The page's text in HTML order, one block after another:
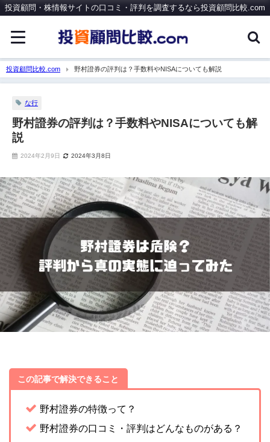
投資顧問・株情報サイトの口コミ・評判を調査するなら投資顧問比較.com
投資顧問比較.com 野村證券の評判は？手数料やNISAについても解説
な行
野村證券の評判は？手数料やNISAについても解
説
2024年2月9日 2024年3月8日
この記事で解決できること
野村證券の特徴って？
野村證券の口コミ・評判はどんなものがある？